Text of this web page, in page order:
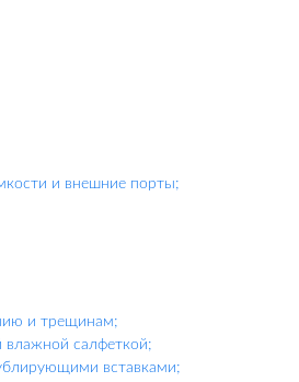
и внешние порты;
и трещинам;
влажной салфеткой;
вставками;